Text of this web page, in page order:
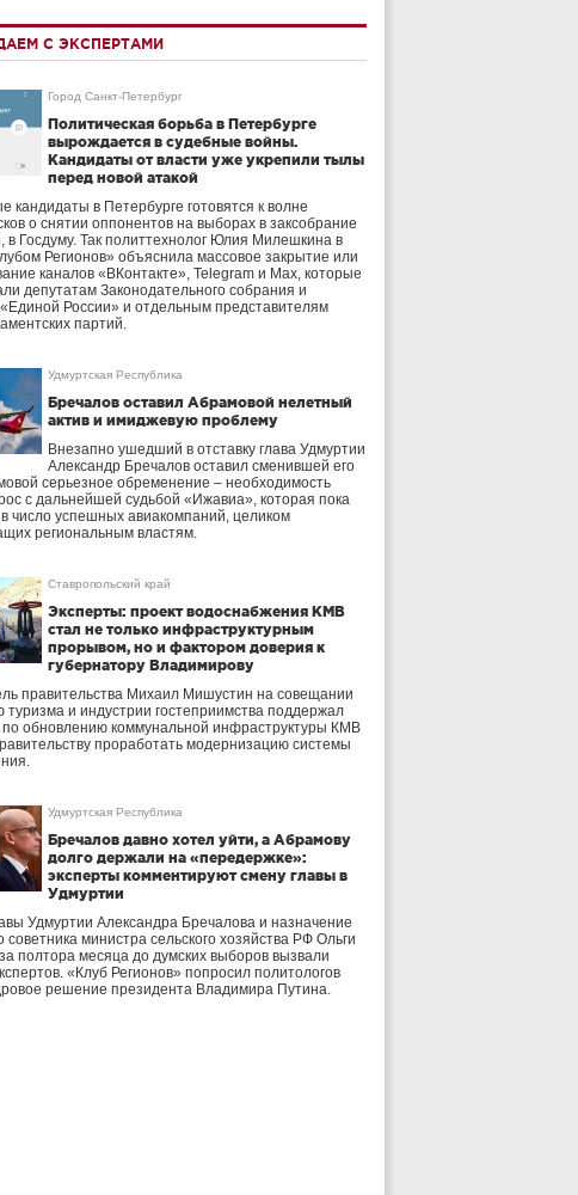
С ЭКСПЕРТАМИ
Город Санкт-Петербург
Политическая борьба в Петербурге
вырождается в судебные войны.
Кандидаты от власти уже укрепили тылы
перед новой атакой
кандидаты в Петербурге готовятся к волне
о снятии оппонентов на выборах в заксобрание
в Госдуму. Так политтехнолог Юлия Милешкина в
Регионов» объяснила массовое закрытие или
каналов «ВКонтакте», Telegram и Max, которые
депутатам Законодательного собрания и
России» и отдельным представителям
партий.
Удмуртская Республика
Бречалов оставил Абрамовой нелетный
актив и имиджевую проблему
Внезапно ушедший в отставку глава Удмуртии
Александр Бречалов оставил сменившей его
серьезное обременение – необходимость
с дальнейшей судьбой «Ижавиа», которая пока
число успешных авиакомпаний, целиком
региональным властям.
Ставропольский край
Эксперты: проект водоснабжения КМВ
стал не только инфраструктурным
прорывом, но и фактором доверия к
губернатору Владимирову
правительства Михаил Мишустин на совещании
туризма и индустрии гостеприимства поддержал
по обновлению коммунальной инфраструктуры КМВ
проработать модернизацию системы
Удмуртская Республика
Бречалов давно хотел уйти, а Абрамову
долго держали на «передержке»:
эксперты комментируют смену главы в
Удмуртии
Удмуртии Александра Бречалова и назначение
советника министра сельского хозяйства РФ Ольги
полтора месяца до думских выборов вызвали
«Клуб Регионов» попросил политологов
решение президента Владимира Путина.